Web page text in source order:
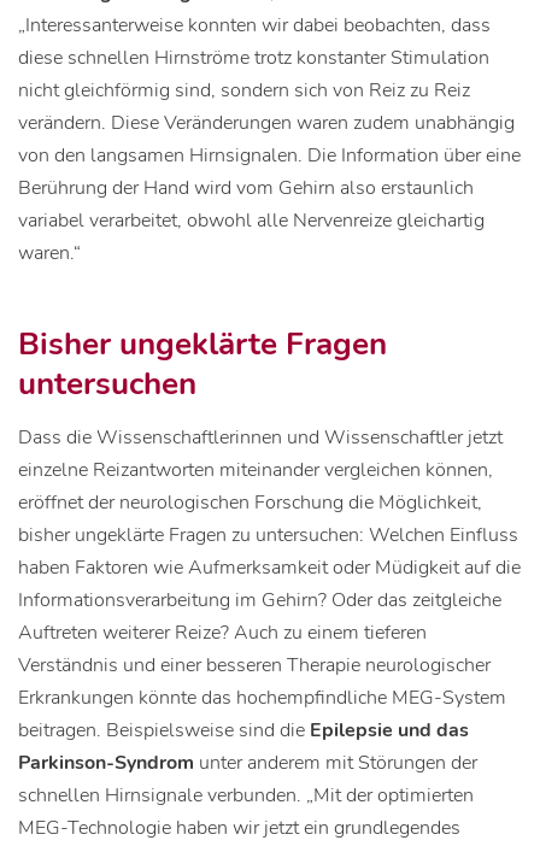
„Interessanterweise konnten wir dabei beobachten, dass
diese schnellen Hirnströme trotz konstanter Stimulation
nicht gleichförmig sind, sondern sich von Reiz zu Reiz
verändern. Diese Veränderungen waren zudem unabhängig
von den langsamen Hirnsignalen. Die Information über eine
Berührung der Hand wird vom Gehirn also erstaunlich
variabel verarbeitet, obwohl alle Nervenreize gleichartig
waren.“
Bisher ungeklärte Fragen
untersuchen
Dass die Wissenschaftlerinnen und Wissenschaftler jetzt
einzelne Reizantworten miteinander vergleichen können,
eröffnet der neurologischen Forschung die Möglichkeit,
bisher ungeklärte Fragen zu untersuchen: Welchen Einfluss
haben Faktoren wie Aufmerksamkeit oder Müdigkeit auf die
Informationsverarbeitung im Gehirn? Oder das zeitgleiche
Auftreten weiterer Reize? Auch zu einem tieferen
Verständnis und einer besseren Therapie neurologischer
Erkrankungen könnte das hochempfindliche MEG-System
beitragen. Beispielsweise sind die Epilepsie und das
Parkinson-Syndrom unter anderem mit Störungen der
schnellen Hirnsignale verbunden. „Mit der optimierten
MEG-Technologie haben wir jetzt ein grundlegendes